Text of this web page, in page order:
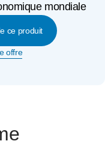
mondiale
ce produit
offre